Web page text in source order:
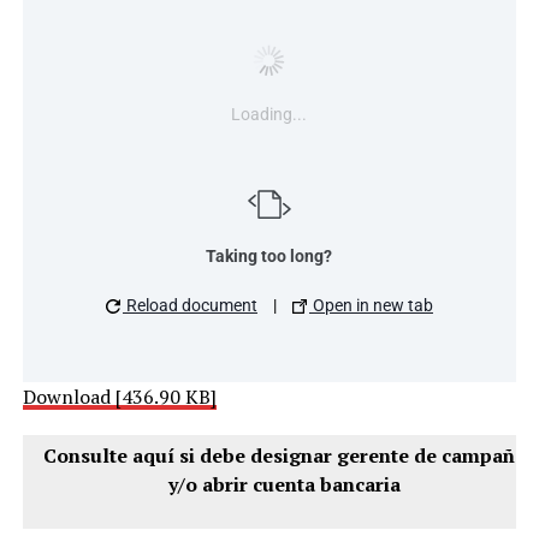
Loading...
Taking too long?
Reload document | Open in new tab
Download [436.90 KB]
Consulte aquí si debe designar gerente de campaña
y/o abrir cuenta bancaria